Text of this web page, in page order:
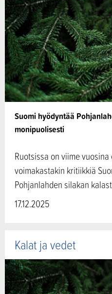
Suomi hyödyntää
monipuolisesti
Ruotsissa on viime
voimakastakin kritiikkiä
Pohjanlahden silakan
17.12.2025
Kalat ja vedet